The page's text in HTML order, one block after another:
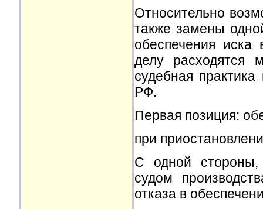
Относительно
также замены
обеспечения иска
делу расходятся
судебная
РФ.
Первая позиция:
при
С одной стороны,
судом
отказа в